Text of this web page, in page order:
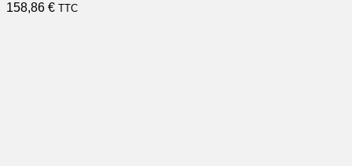
158,86 € TTC